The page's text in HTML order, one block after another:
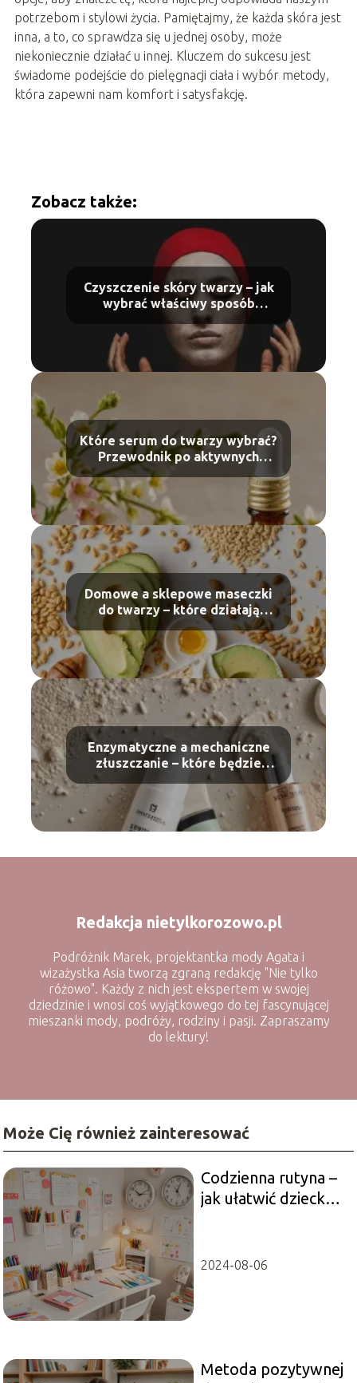
potrzebom i stylowi życia. Pamiętajmy, że każda skóra jest
inna, a to, co sprawdza się u jednej osoby, może
niekoniecznie działać u innej. Kluczem do sukcesu jest
świadome podejście do pielęgnacji ciała i wybór metody,
która zapewni nam komfort i satysfakcję.
Zobacz także:
Czyszczenie skóry twarzy – jak
wybrać właściwy sposób
pielęgnacji?
Które serum do twarzy wybrać?
Przewodnik po aktywnych
składnikach
Domowe a sklepowe maseczki
do twarzy – które działają
skuteczniej?
Enzymatyczne a mechaniczne
złuszczanie – które będzie
bardziej skuteczne?
Redakcja nietylkorozowo.pl
Podróżnik Marek, projektantka mody Agata i
wizażystka Asia tworzą zgraną redakcję "Nie tylko
różowo". Każdy z nich jest ekspertem w swojej
dziedzinie i wnosi coś wyjątkowego do tej fascynującej
mieszanki mody, podróży, rodziny i pasji. Zapraszamy
do lektury!
Może Cię również zainteresować
Codzienna rutyna –
jak ułatwić dziecku
2024-08-06
Metoda pozytywnej